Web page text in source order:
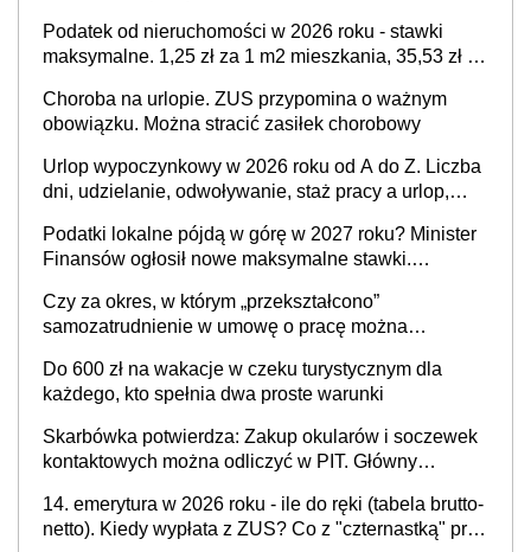
Podatek od nieruchomości w 2026 roku - stawki
maksymalne. 1,25 zł za 1 m2 mieszkania, 35,53 zł za
biznesu
Choroba na urlopie. ZUS przypomina o ważnym
obowiązku. Można stracić zasiłek chorobowy
Urlop wypoczynkowy w 2026 roku od A do Z. Liczba
dni, udzielanie, odwoływanie, staż pracy a urlop,
Podatki lokalne pójdą w górę w 2027 roku? Minister
Finansów ogłosił nowe maksymalne stawki.
Czy za okres, w którym „przekształcono”
samozatrudnienie w umowę o pracę można
cywilnoprawnej jedynym racjonalnym wyjściem
Do 600 zł na wakacje w czeku turystycznym dla
każdego, kto spełnia dwa proste warunki
Skarbówka potwierdza: Zakup okularów i soczewek
kontaktowych można odliczyć w PIT. Główny
Częściowe dofinansowanie (np. z zfśs) zmniejsza
odliczenie
14. emerytura w 2026 roku - ile do ręki (tabela brutto-
netto). Kiedy wypłata z ZUS? Co z "czternastką" przy